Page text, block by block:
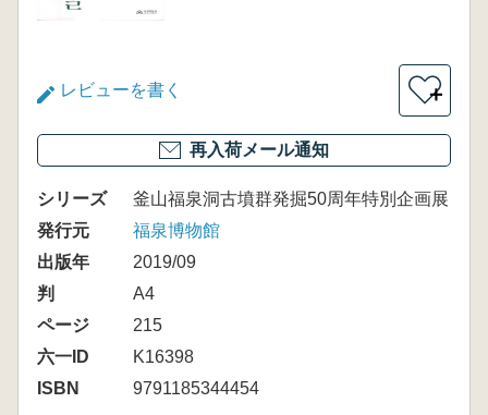
レビューを書く ＋
再入荷メール通知
シリーズ
釜山福泉洞古墳群発掘50周年特別企画展
発行元
福泉博物館
出版年
2019/09
判
A4
ページ
215
六一ID
K16398
ISBN
9791185344454